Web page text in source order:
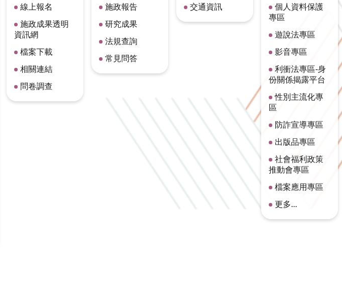
線上報名
施政成果透明
資訊網
檔案下載
相關連結
問卷調查
施政報告
研究成果
法規查詢
常見問答
交通資訊
個人資料保護
專區
遊說法專區
影音專區
利衝法專區-身
份關係揭露平台
性別主流化專
區
防詐宣導專區
出版品專區
社會福利政策
推動會專區
檔案應用專區
更多...